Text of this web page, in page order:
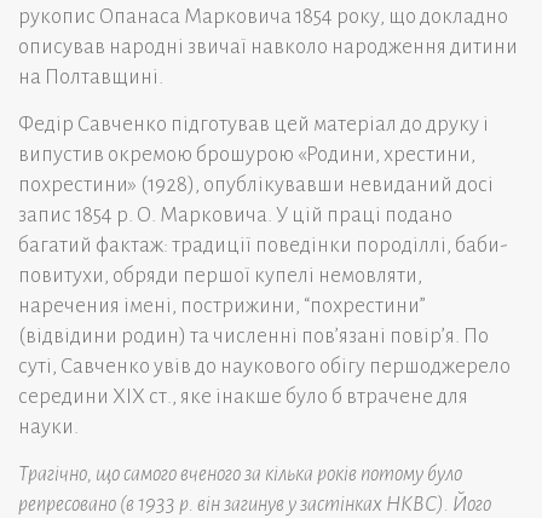
рукопис Опанаса Марковича 1854 року, що докладно
описував народні звичаї навколо народження дитини
на Полтавщині.
Федір Савченко підготував цей матеріал до друку і
випустив окремою брошурою «Родини, хрестини,
похрестини» (1928), опублікувавши невиданий досі
запис 1854 р. О. Марковича. У цій праці подано
багатий фактаж: традиції поведінки породіллі, баби-
повитухи, обряди першої купелі немовляти,
наречения імені, пострижини, “похрестини”
(відвідини родин) та численні пов’язані повір’я. По
суті, Савченко увів до наукового обігу першоджерело
середини XIX ст., яке інакше було б втрачене для
науки.
Трагічно, що самого вченого за кілька років потому було
репресовано (в 1933 р. він загинув у застінках НКВС). Його